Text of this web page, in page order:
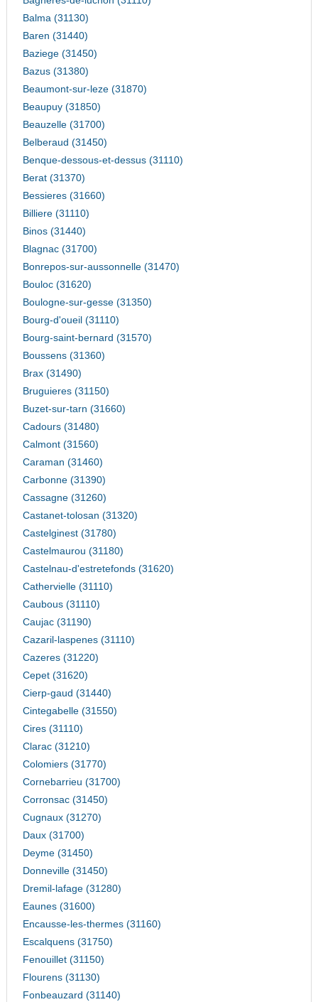
Balma (31130)
Baren (31440)
Baziege (31450)
Bazus (31380)
Beaumont-sur-leze (31870)
Beaupuy (31850)
Beauzelle (31700)
Belberaud (31450)
Benque-dessous-et-dessus (31110)
Berat (31370)
Bessieres (31660)
Billiere (31110)
Binos (31440)
Blagnac (31700)
Bonrepos-sur-aussonnelle (31470)
Bouloc (31620)
Boulogne-sur-gesse (31350)
Bourg-d'oueil (31110)
Bourg-saint-bernard (31570)
Boussens (31360)
Brax (31490)
Bruguieres (31150)
Buzet-sur-tarn (31660)
Cadours (31480)
Calmont (31560)
Caraman (31460)
Carbonne (31390)
Cassagne (31260)
Castanet-tolosan (31320)
Castelginest (31780)
Castelmaurou (31180)
Castelnau-d'estretefonds (31620)
Cathervielle (31110)
Caubous (31110)
Caujac (31190)
Cazaril-laspenes (31110)
Cazeres (31220)
Cepet (31620)
Cierp-gaud (31440)
Cintegabelle (31550)
Cires (31110)
Clarac (31210)
Colomiers (31770)
Cornebarrieu (31700)
Corronsac (31450)
Cugnaux (31270)
Daux (31700)
Deyme (31450)
Donneville (31450)
Dremil-lafage (31280)
Eaunes (31600)
Encausse-les-thermes (31160)
Escalquens (31750)
Fenouillet (31150)
Flourens (31130)
Fonbeauzard (31140)